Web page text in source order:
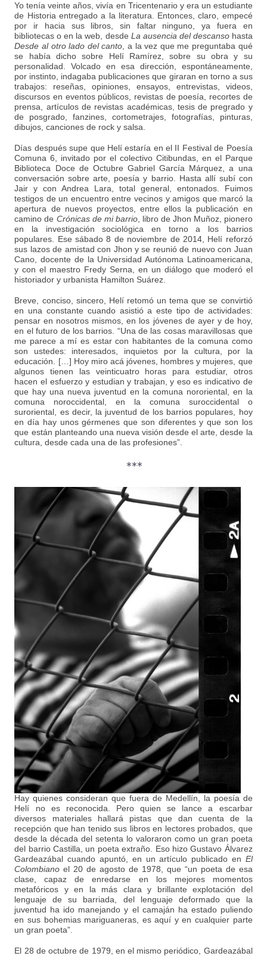
Yo tenía veinte años, vivía en Tricentenario y era un estudiante
de Historia entregado a la literatura. Entonces, claro, empecé
por ir hacia sus libros, sin faltar ninguno, ya fuera en
bibliotecas o en la web, desde La ausencia del descansohasta
Desde al otro lado del canto , a la vez que me preguntaba qué
se había dicho sobre Helí Ramírez, sobre su obra y su
personalidad. Volcado en esa dirección, espontáneamente,
por instinto, indagaba publicaciones que giraran en torno a sus
trabajos: reseñas, opiniones, ensayos, entrevistas, videos,
discursos en eventos públicos, revistas de poesía, recortes de
prensa, artículos de revistas académicas, tesis de pregrado y
de posgrado, fanzines, cortometrajes, fotografías, pinturas,
dibujos, canciones de rock y salsa.
Días después supe que Helí estaría en el II Festival de Poesía
Comuna 6, invitado por el colectivo Citibundas, en el Parque
Biblioteca Doce de Octubre Gabriel García Márquez, a una
conversación sobre arte, poesía y barrio. Hasta allí subí con
Jair y con Andrea Lara, total general, entonados. Fuimos
testigos de un encuentro entre vecinos y amigos que marcó la
apertura de nuevos proyectos, entre ellos la publicación en
camino de Crónicas de mi barrio, libro de Jhon Muñoz, pionero
en la investigación sociológica en torno a los barrios
populares. Ese sábado 8 de noviembre de 2014, Helí reforzó
sus lazos de amistad con Jhon y se reunió de nuevo con Juan
Cano, docente de la Universidad Autónoma Latinoamericana,
y con el maestro Fredy Serna, en un diálogo que moderó el
historiador y urbanista Hamilton Suárez.
Breve, conciso, sincero, Helí retomó un tema que se convirtió
en una constante cuando asistió a este tipo de actividades:
pensar en nosotros mismos, en los jóvenes de ayer y de hoy,
en el futuro de los barrios. “Una de las cosas maravillosas que
me parece a mí es estar con habitantes de la comuna como
son ustedes: interesados, inquietos por la cultura, por la
educación. […] Hoy miro acá jóvenes, hombres y mujeres, que
algunos tienen las veinticuatro horas para estudiar, otros
hacen el esfuerzo y estudian y trabajan, y eso es indicativo de
que hay una nueva juventud en la comuna nororiental, en la
comuna noroccidental, en la comuna suroccidental o
suroriental, es decir, la juventud de los barrios populares, hoy
en día hay unos gérmenes que son diferentes y que son los
que están planteando una nueva visión desde el arte, desde la
cultura, desde cada una de las profesiones”.
***
Hay quienes consideran que fuera de Medellín, la poesía de
Helí no es reconocida. Pero quien se lance a escarbar
diversos materiales hallará pistas que dan cuenta de la
recepción que han tenido sus libros en lectores probados, que
desde la década del setenta lo valoraron como un gran poeta
del barrio Castilla, un poeta extraño. Eso hizo Gustavo Álvarez
Gardeazábal cuando apuntó, en un artículo publicado en El
Colombiano el 20 de agosto de 1978, que “un poeta de esa
clase, capaz de enredarse en los mejores momentos
metafóricos y en la más clara y brillante explotación del
lenguaje de su barriada, del lenguaje deformado que la
juventud ha ido manejando y el camaján ha estado puliendo
en sus bohemias mariguaneras, es aquí y en cualquier parte
un gran poeta”.
El 28 de octubre de 1979, en el mismo periódico, Gardeazábal